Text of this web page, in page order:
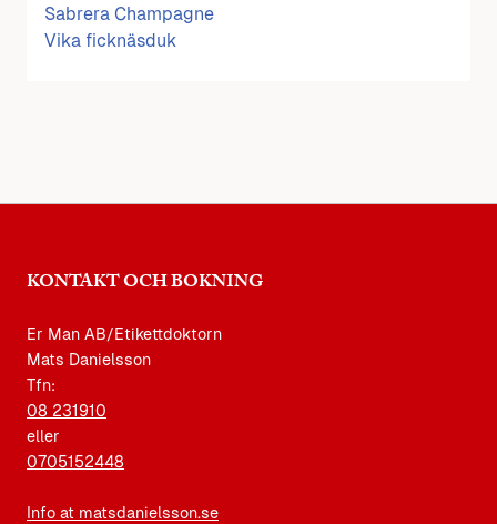
Sabrera Champagne
Vika ficknäsduk
KONTAKT OCH BOKNING
Er Man AB/Etikettdoktorn
Mats Danielsson
Tfn:
08 231910
eller
0705152448
Info at matsdanielsson.se